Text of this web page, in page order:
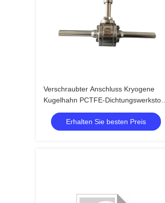
Verschraubter Anschluss Kryogene
Kugelhahn PCTFE-Dichtungswerkstoff
für niedrige Temperaturen
Erhalten Sie besten Preis